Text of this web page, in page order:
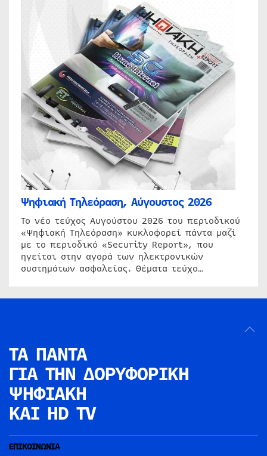
Ψηφιακή Τηλεόραση, Αύγουστος 2026
Το νέο τεύχος Αυγούστου 2026 του περιοδικού
«Ψηφιακή Τηλεόραση» κυκλοφορεί πάντα μαζί
με το περιοδικό «Security Report», που
ηγείται στην αγορά των ηλεκτρονικών
συστημάτων ασφαλείας. Θέματα τεύχο…
ΤΑ ΠΑΝΤΑ
ΓΙΑ ΤΗΝ ΔΟΡΥΦΟΡΙΚΗ
ΨΗΦΙΑΚΗ
ΚΑΙ HD TV
ΕΠΙΚΟΙΝΩΝΙΑ